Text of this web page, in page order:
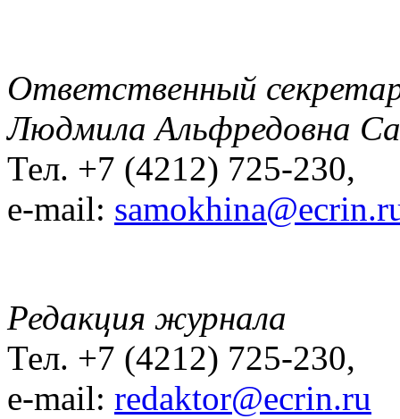
Ответственный
Людмила Альфредовна
Тел. +7 (4212) 725-230,
e-mail:
Редакция журнала
Тел. +7 (4212) 725-230,
e-mail: redaktor@ecrin.ru